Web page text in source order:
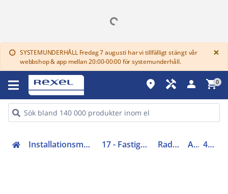
info SYSTEMUNDERHÅLL Fredag 7 augusti har vi tillfälligt stängt vår
webbshop & app mellan 20:00-00:00 för systemunderhåll.
×
place handyman person shopping_cart0
Installationsmateriel (11-15, 17, 18) 17 - Fastighetsautomation Radiosystem Aktor 4509350